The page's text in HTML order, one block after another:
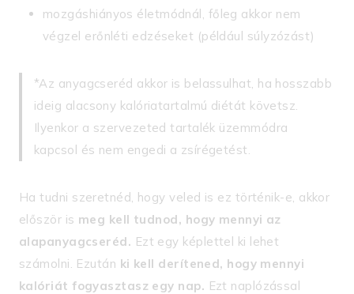
mozgáshiányos életmódnál, főleg akkor nem
végzel erőnléti edzéseket (például súlyzózást)
*Az anyagcseréd akkor is belassulhat, ha hosszabb
ideig alacsony kalóriatartalmú diétát követsz.
Ilyenkor a szervezeted tartalék üzemmódra
kapcsol és nem engedi a zsírégetést.
Ha tudni szeretnéd, hogy veled is ez történik-e, akkor
először is meg kell tudnod, hogy mennyi az
alapanyagcseréd. Ezt egy képlettel ki lehet
számolni. Ezután ki kell derítened, hogy mennyi
kalóriát fogyasztasz egy nap. Ezt naplózással